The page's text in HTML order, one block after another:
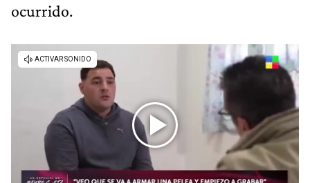
ocurrido.